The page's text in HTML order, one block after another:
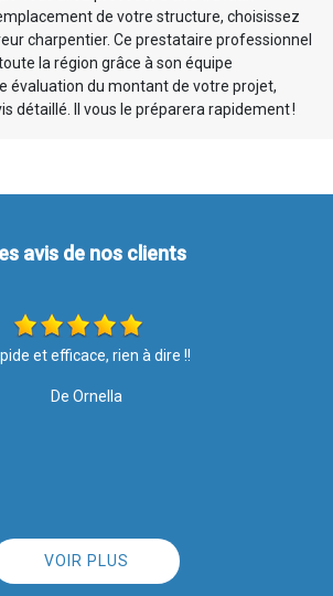
de votre structure, choisissez
charpentier. Ce prestataire professionnel
la région grâce à son équipe
évaluation du montant de votre projet,
détaillé. Il vous le préparera rapidement !
avis de nos clients
De Sonel
VOIR PLUS